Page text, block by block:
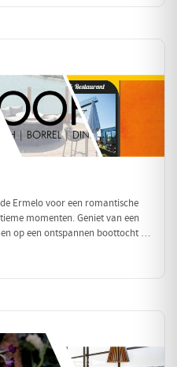
Ermelo voor een romantische
momenten. Geniet van een
op een ontspannen boottocht en